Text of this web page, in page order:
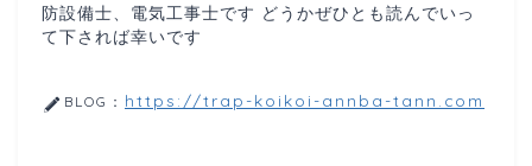
防設備士、電気工事士です どうかぜひとも読んでいっ
て下されば幸いです
BLOG： https://trap-koikoi-annba-tann.com